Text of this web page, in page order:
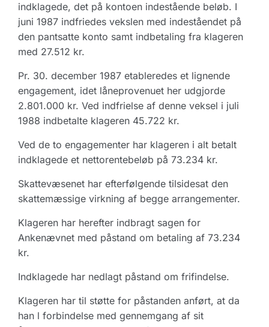
indklagede, det på kontoen indestående beløb. I
juni 1987 indfriedes vekslen med indeståendet på
den pantsatte konto samt indbetaling fra klageren
med 27.512 kr.
Pr. 30. december 1987 etableredes et lignende
engagement, idet låneprovenuet her udgjorde
2.801.000 kr. Ved indfrielse af denne veksel i juli
1988 indbetalte klageren 45.722 kr.
Ved de to engagementer har klageren i alt betalt
indklagede et nettorentebeløb på 73.234 kr.
Skattevæsenet har efterfølgende tilsidesat den
skattemæssige virkning af begge arrangementer.
Klageren har herefter indbragt sagen for
Ankenævnet med påstand om betaling af 73.234
kr.
Indklagede har nedlagt påstand om frifindelse.
Klageren har til støtte for påstanden anført, at da
han l forbindelse med gennemgang af sit